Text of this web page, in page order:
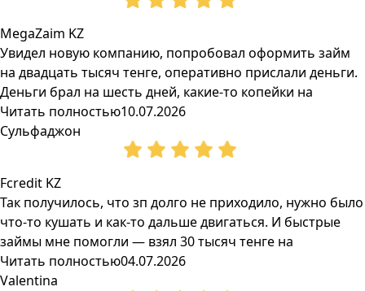
MegaZaim KZ
Увидел новую компанию, попробовал оформить займ
на двадцать тысяч тенге, оперативно прислали деньги.
Деньги брал на шесть дней, какие-то копейки на
Читать полностью10.07.2026
Сульфаджон
Fcredit KZ
Так получилось, что зп долго не приходило, нужно было
что-то кушать и как-то дальше двигаться. И быстрые
займы мне помогли — взял 30 тысяч тенге на
Читать полностью04.07.2026
Valentina